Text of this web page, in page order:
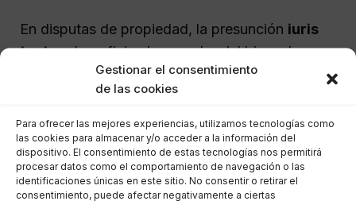
Gestionar el consentimiento
de las cookies
Para ofrecer las mejores experiencias, utilizamos tecnologías como
las cookies para almacenar y/o acceder a la información del
dispositivo. El consentimiento de estas tecnologías nos permitirá
procesar datos como el comportamiento de navegación o las
identificaciones únicas en este sitio. No consentir o retirar el
consentimiento, puede afectar negativamente a ciertas
En disputas de propiedad, la presunción iuris
tantumbeneficia al poseedor del bien, al
asumir que tiene derecho de propiedad a
menos que la otra parte demuestre lo contrario
con pruebas sustanciales.
¿Qué significa la presunción de
legalidad en actos administrativos?